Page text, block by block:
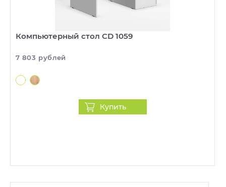
Компьютерный стол CD 1059
7 803 рублей
Купить